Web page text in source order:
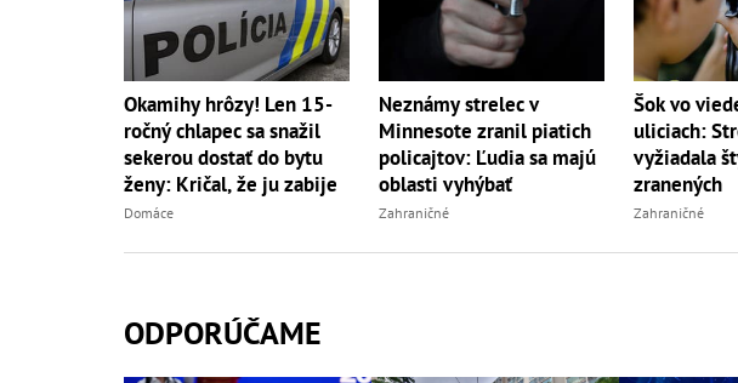
Okamihy hrôzy! Len 15-
ročný chlapec sa snažil
sekerou dostať do bytu
ženy: Kričal, že ju zabije
Domáce
Neznámy strelec v
Minnesote zranil piatich
policajtov: Ľudia sa majú
oblasti vyhýbať
Zahraničné
Šok vo
uliciach:
vyžiadala
zranených
Zahraničné
ODPORÚČAME